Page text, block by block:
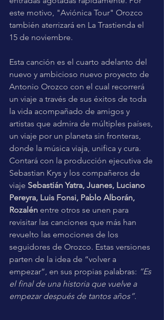
este motivo, "Aviónica Tour" Orozco
también aterrizará en La Trastienda el
15 de noviembre.
Esta canción es el cuarto adelanto del
nuevo y ambicioso nuevo proyecto de
Antonio Orozco con el cual recorrerá
un viaje a través de sus éxitos de toda
la vida acompañado de amigos y
artistas que admira de múltiples países,
un viaje por un planeta sin fronteras,
donde la música viaja, unifica y cura.
Contará con la producción ejecutiva de
Sebastian Krys y los compañeros de
viaje Sebastián Yatra, Juanes, Luciano
Pereyra, Luis Fonsi, Pablo Alborán,
Rozalén entre otros se unen para
revisitar las canciones que más han
revuelto las emociones de los
seguidores de Orozco. Estas versiones
parten de la idea de “volver a
empezar”, en sus propias palabras: “Es
el final de una historia que vuelve a
empezar después de tantos años”.